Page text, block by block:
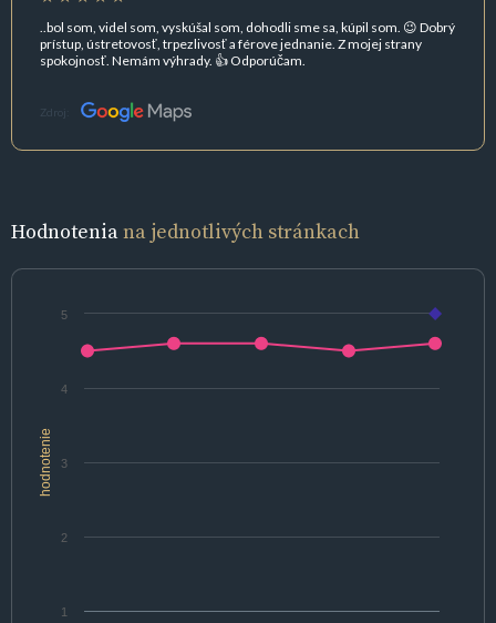
..bol som, videl som, vyskúšal som, dohodli sme sa, kúpil som. 😉 Dobrý
prístup, ústretovosť, trpezlivosť a férove jednanie. Z mojej strany
spokojnosť. Nemám výhrady. 👍 Odporúčam.
Zdroj:
Hodnoteniana jednotlivých stránkach
hodnotenie
1
2
3
4
5